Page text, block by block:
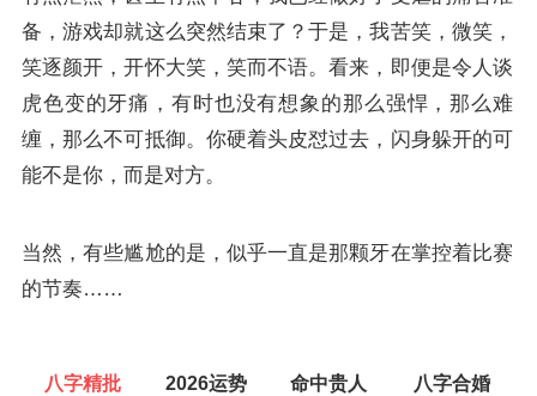
备，游戏却就这么突然结束了？于是，我苦笑，微笑，
笑逐颜开，开怀大笑，笑而不语。看来，即便是令人谈
虎色变的牙痛，有时也没有想象的那么强悍，那么难
缠，那么不可抵御。你硬着头皮怼过去，闪身躲开的可
能不是你，而是对方。
当然，有些尴尬的是，似乎一直是那颗牙在掌控着比赛
的节奏……
八字精批 2026运势 命中贵人 八字合婚